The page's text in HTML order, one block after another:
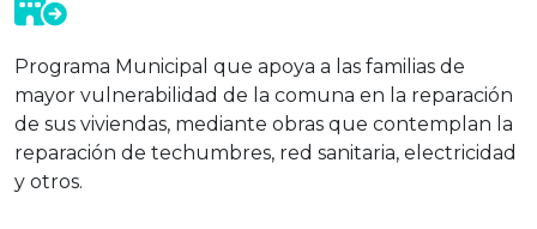
Programa Municipal que apoya a las familias de
mayor vulnerabilidad de la comuna en la reparación
de sus viviendas, mediante obras que contemplan la
reparación de techumbres, red sanitaria, electricidad
y otros.